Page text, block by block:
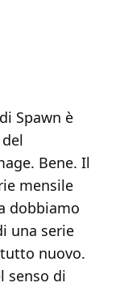
Spawn è
Bene. Il
mensile
dobbiamo
una serie
nuovo.
senso di